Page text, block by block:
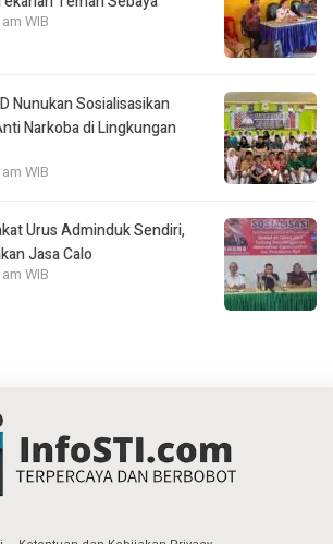
WIB
Nunukan Sosialisasikan
Narkoba di Lingkungan
WIB
Urus Adminduk Sendiri,
Jasa Calo
WIB